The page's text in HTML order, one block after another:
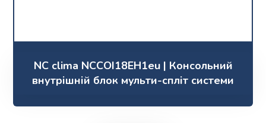
NC clima NCCOI18EH1eu | Консольний
внутрішній блок мульти-спліт системи